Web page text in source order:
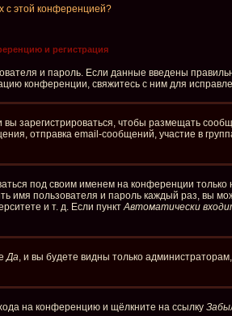
с этой конференцией?
и регистрация
и пароль. Если данные введены
конференции, свяжитесь с ним для
зарегистрироваться, чтобы размещать
отправка email-сообщений, участие в
под своим именем на конференции
имя пользователя и пароль каждый раз, вы
и т. д. Если пунктАвтоматически
Да, и вы будете видны только
на конференцию и щёлкните на ссылку